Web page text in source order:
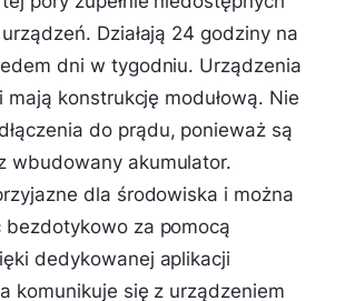
Działają 24 godziny na
dni w tygodniu. Urządzenia
mają konstrukcję modułową. Nie
do prądu, ponieważ są
wbudowany akumulator.
dla środowiska i można
bezdotykowo za pomocą
dedykowanej aplikacji
komunikuje się z urządzeniem